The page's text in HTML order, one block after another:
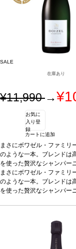
SALE
在庫あり
¥11,990→
お気に
入り登
録
カートに追加
まさにボワゼル・ファミリ
のような一本。ブレンドは
を使った贅沢なシャンパー
で、素晴らしく繊細で軽や
ッシュ、白い花（サンザシ
類、ペイストリーのニュア
アペリ
40% ピノ・ノワー
まさにボワゼル・ファミリ
のような一本。ブレンドは
を使った贅沢なシャンパー
類、ペイストリーのニュア
なテクスチャーの味わいは
した洋梨の砂糖漬け、ア
合う料理アペリ